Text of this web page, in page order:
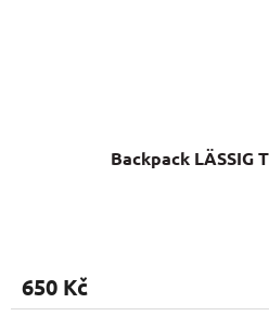
Backpack LÄSSIG
650 Kč